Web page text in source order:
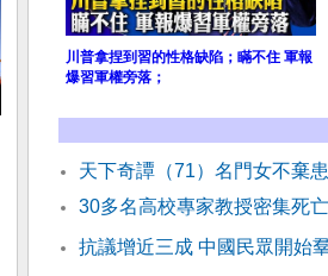
川普拿捏到習的性格缺陷；瞞不住 軍報
爆習軍權旁落；
天下奇譚（71）名門女不棄
30多名高校專家教授密集死
抗議增近三成 中國民眾開始